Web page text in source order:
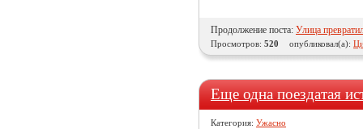
Продолжение поста: Улица
Просмотров: 520 опубликовал(а):
Еще одна поездатая
Категория: Ужасно